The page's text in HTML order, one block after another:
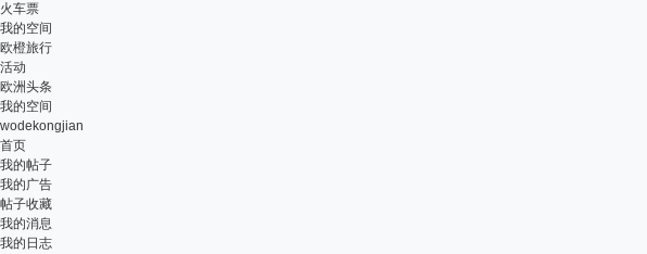
火车票
我的空间
欧橙旅行
活动
欧洲头条
我的空间
wodekongjian
首页
我的帖子
我的广告
帖子收藏
我的消息
我的日志